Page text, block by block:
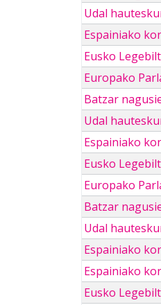
Udal
Espainiako
Eusko
Europako
Batzar
Udal
Espainiako
Eusko
Europako
Batzar
Udal
Espainiako
Espainiako
Eusko